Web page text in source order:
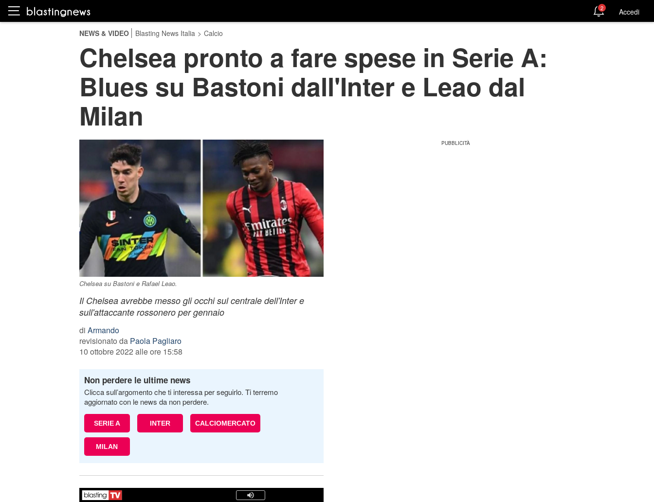
2 Accedi
NEWS & VIDEO Blasting News Italia > Calcio
Chelsea pronto a fare spese in Serie A:
Blues su Bastoni dall'Inter e Leao dal
Milan
Chelsea su Bastoni e Rafael Leao.
Il Chelsea avrebbe messo gli occhi sul centrale dell'Inter e
sull'attaccante rossonero per gennaio
di Armando
revisionato da Paola Pagliaro
10 ottobre 2022 alle ore 15:58
Non perdere le ultime news
Clicca sull’argomento che ti interessa per seguirlo. Ti terremo
aggiornato con le news da non perdere.
SERIE A INTER CALCIOMERCATO
MILAN